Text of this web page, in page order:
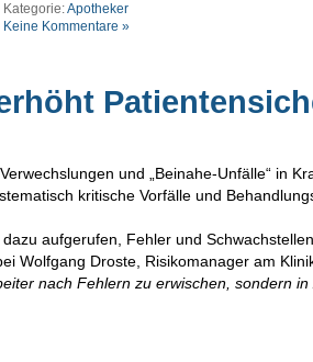
Kategorie:Apotheker
Keine Kommentare »
und „Beinahe-Unfälle“ in
kritische Vorfälle und
aufgerufen, Fehler und
Wolfgang Droste, Risikomanager am
nach Fehlern zu erwischen, sondern